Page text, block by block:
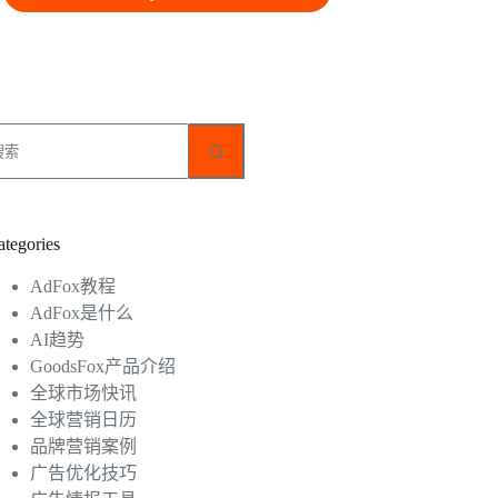
AdFox教程
AdFox是什么
AI趋势
GoodsFox产品介绍
全球市场快讯
全球营销日历
品牌营销案例
广告优化技巧